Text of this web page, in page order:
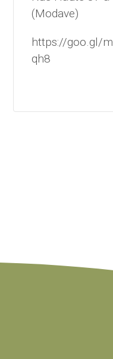
(Modave)
https://goo.gl/
qh8